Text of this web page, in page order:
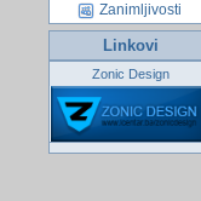
Zanimljivosti
Linkovi
Zonic Design